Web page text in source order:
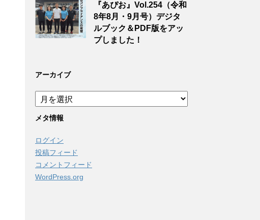
『あぴお』Vol.254（令和
8年8月・9月号）デジタ
ルブック＆PDF版をアッ
プしました！
アーカイブ
ア
ー
カ
ブ
メタ情報
ログイン
投稿フィード
コメントフィード
WordPress.org